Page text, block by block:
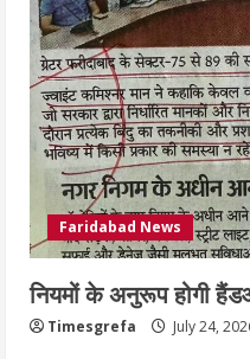
Faridabad News
नियमों के अनुरूप होगी
Timesgrefa July 24,